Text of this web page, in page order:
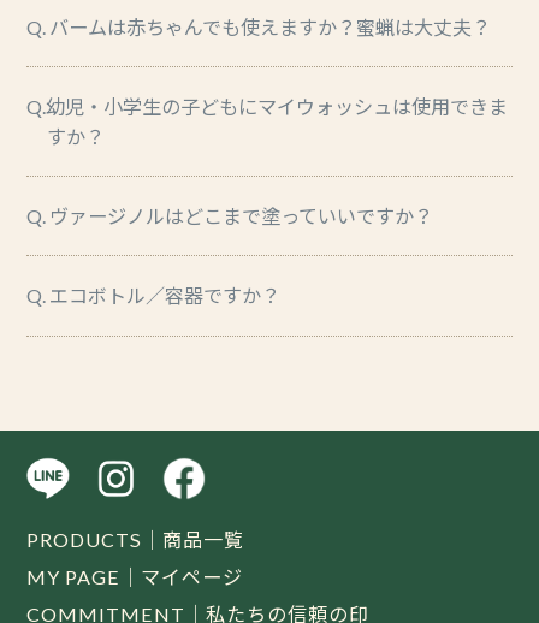
Q. バームは赤ちゃんでも使えますか？蜜蝋は大丈夫？
Q.幼児・小学生の子どもにマイウォッシュは使用できま
すか？
Q. ヴァージノルはどこまで塗っていいですか？
Q. エコボトル／容器ですか？
PRODUCTS｜商品一覧
MY PAGE｜マイページ
COMMITMENT｜私たちの信頼の印